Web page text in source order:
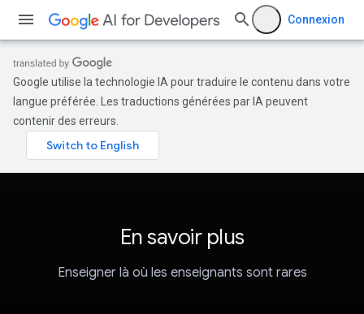
Connexion
Google utilise la technologie IA pour traduire le contenu dans votre
langue préférée. Les traductions générées par IA peuvent
contenir des erreurs.
En savoir plus
Enseigner là où les enseignants sont rares